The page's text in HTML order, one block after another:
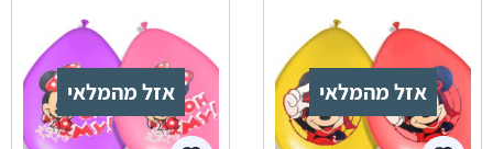
אזל מהמלאי אזל מהמלאי